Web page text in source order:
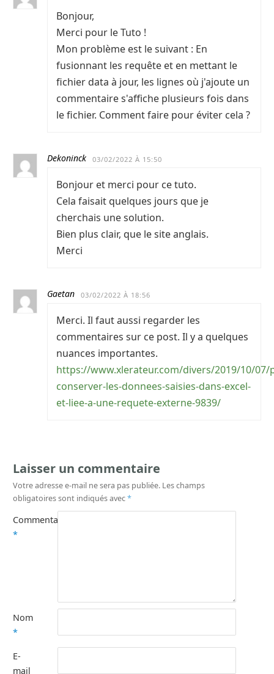
Bonjour,
Merci pour le Tuto !
Mon problème est le suivant : En
fusionnant les requête et en mettant le
fichier data à jour, les lignes où j'ajoute un
commentaire s'affiche plusieurs fois dans
le fichier. Comment faire pour éviter cela ?
Dekoninck 03/02/2022 À 15:50
Bonjour et merci pour ce tuto.
Cela faisait quelques jours que je
cherchais une solution.
Bien plus clair, que le site anglais.
Merci
Gaetan 03/02/2022 À 18:56
Merci. Il faut aussi regarder les
commentaires sur ce post. Il y a quelques
nuances importantes.
https://www.xlerateur.com/divers/2019/10/07/
conserver-les-donnees-saisies-dans-excel-
et-liee-a-une-requete-externe-9839/
Laisser un commentaire
Votre adresse e-mail ne sera pas publiée. Les champs
obligatoires sont indiqués avec*
Commentaire
*
Nom
*
E-
mail